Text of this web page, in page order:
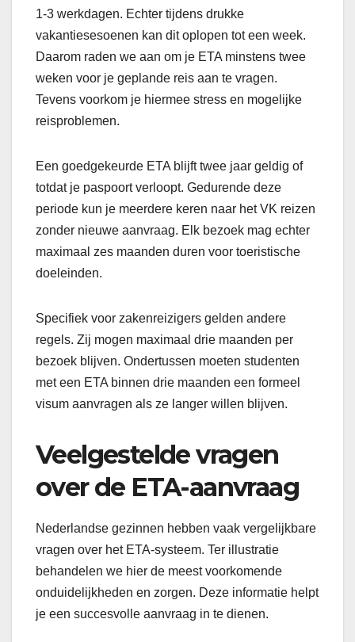
1-3 werkdagen. Echter tijdens drukke
vakantiesesoenen kan dit oplopen tot een week.
Daarom raden we aan om je ETA minstens twee
weken voor je geplande reis aan te vragen.
Tevens voorkom je hiermee stress en mogelijke
reisproblemen.
Een goedgekeurde ETA blijft twee jaar geldig of
totdat je paspoort verloopt. Gedurende deze
periode kun je meerdere keren naar het VK reizen
zonder nieuwe aanvraag. Elk bezoek mag echter
maximaal zes maanden duren voor toeristische
doeleinden.
Specifiek voor zakenreizigers gelden andere
regels. Zij mogen maximaal drie maanden per
bezoek blijven. Ondertussen moeten studenten
met een ETA binnen drie maanden een formeel
visum aanvragen als ze langer willen blijven.
Veelgestelde vragen
over de ETA-aanvraag
Nederlandse gezinnen hebben vaak vergelijkbare
vragen over het ETA-systeem. Ter illustratie
behandelen we hier de meest voorkomende
onduidelijkheden en zorgen. Deze informatie helpt
je een succesvolle aanvraag in te dienen.